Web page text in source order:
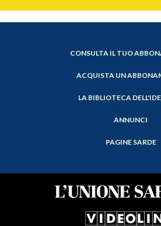
CONSULTA IL TUO
ACQUISTA UN
LA BIBLIOTECA
ANNUNCI
PAGINE SARDE